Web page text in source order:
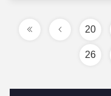
20
26